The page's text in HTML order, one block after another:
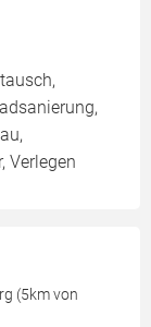
Verlegen
(5km von